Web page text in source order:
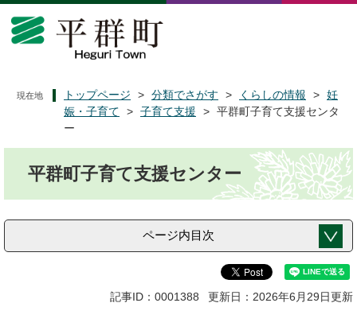
ペ
メ
現在地 トップページ > 分類でさがす > くらしの情報 > 妊
娠・子育て
> 子育て支援 > 平群町子育て支援センタ
ー
平群町子育て支援センター
ページ内目次
記事ID：0001388 更新日：2026年6月29日更新